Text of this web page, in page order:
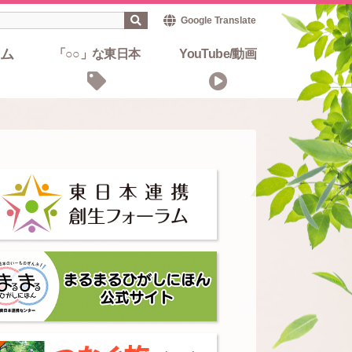
「○○」な東日本 YouTube/動画
Google Translate